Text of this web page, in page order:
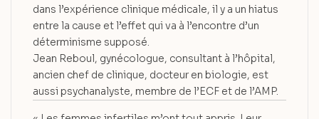
dans l’expérience clinique médicale, il y a un hiatus
entre la cause et l’effet qui va à l’encontre d’un
déterminisme supposé.
Jean Reboul, gynécologue, consultant à l’hôpital,
ancien chef de clinique, docteur en biologie, est
aussi psychanalyste, membre de l’ECF et de l’AMP.